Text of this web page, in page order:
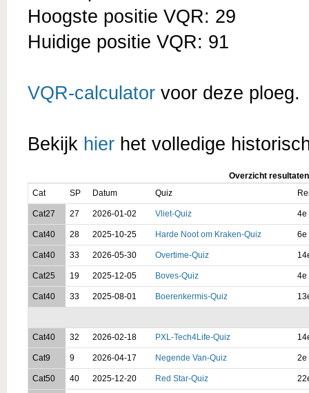
Hoogste positie VQR: 29
Huidige positie VQR: 91
VQR-calculator voor deze ploeg.
Bekijk hier het volledige
Overzicht resultaten
Cat
SP Datum Quiz
Cat27 27 2026-01-02 Vliet-Quiz 4e
Cat40 28 2025-10-25 Harde Noot om Kraken-Quiz 6e
Cat40 33 2026-05-30 Overtime-Quiz
Cat25 19 2025-12-05 Boves-Quiz 4e
Cat40 33 2025-08-01 Boerenkermis-Quiz
Cat40 32 2026-02-18 PXL-Tech4Life-Quiz
Cat9 9 2026-04-17 Negende Van-Quiz 2e
Cat50 40 2025-12-20 Red Star-Quiz